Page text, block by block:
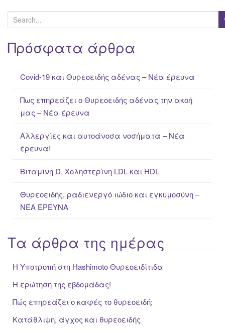
e
a
rΠρόσφατα άρθρα
Covid-19 και Θυρεοειδής αδένας – Νέα έρευνα
Πως επηρεάζει ο Θυρεοειδής αδένας την ακοή
μας – Νέα έρευνα
Αλλεργίες και αυτοάνοσα νοσήματα – Νέα
έρευνα!
Βιταμίνη D, Χοληστερίνη LDL και HDL
Θυρεοειδής, ραδιενεργό ιώδιο και εγκυμοσύνη –
ΝΕΑ ΈΡΕΥΝΑ
Τα άρθρα της ημέρας
Η Υποτροπή στη Hashimoto Θυρεοειδίτιδα
Η ερώτηση της εβδομάδας!
Πώς επηρεάζει ο καφές το θυρεοειδή;
Κατάθλιψη, άγχος και θυρεοειδής